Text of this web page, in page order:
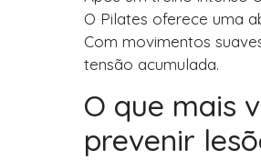
O Pilates oferece uma
Com movimentos
tensão acumulada.
O que mais
prevenir